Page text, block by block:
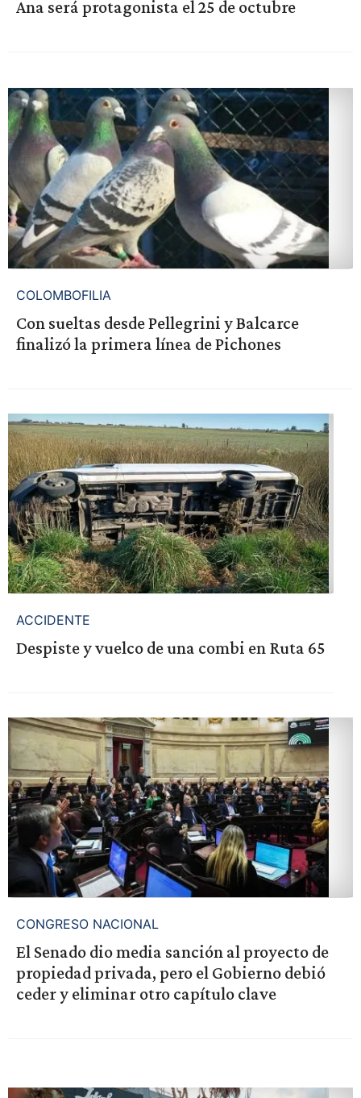
Ana será protagonista el 25 de octubre
COLOMBOFILIA
Con sueltas desde Pellegrini y Balcarce
finalizó la primera línea de Pichones
ACCIDENTE
Despiste y vuelco de una combi en Ruta 65
CONGRESO NACIONAL
El Senado dio media sanción al proyecto de
propiedad privada, pero el Gobierno debió
ceder y eliminar otro capítulo clave